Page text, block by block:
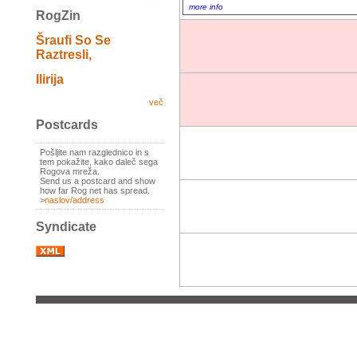
RogZin
Šraufi So Se
Raztresli,
Ilirija
več
Postcards
Pošljite nam razglednico in s
tem pokažite, kako daleč sega
Rogova mreža.
Send us a postcard and show
how far Rog net has spread.
>naslov/address
Syndicate
more info